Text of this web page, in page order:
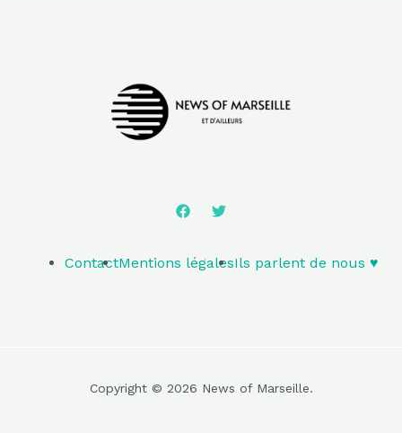
ContactMentions légalesIls parlent de nous ♥️
Copyright © 2026 News of Marseille.